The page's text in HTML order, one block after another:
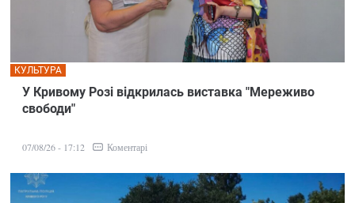
У Кривому Розі відкрилась виставка "Мереживо
свободи"
КУЛЬТУРА
07/08/26 - 17:12 Коментарі